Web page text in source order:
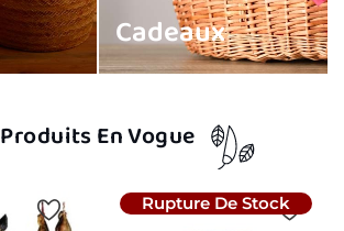
Cadeaux
Produits En Vogue
Rupture De Stock